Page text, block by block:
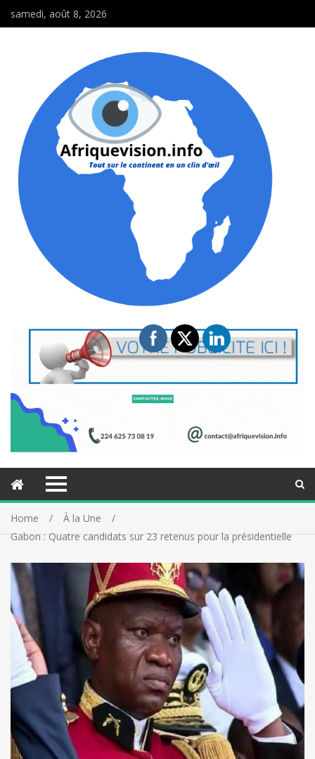
samedi, août 8, 2026
Home
À la Une
Gabon : Quatre candidats sur 23 retenus pour la présidentielle